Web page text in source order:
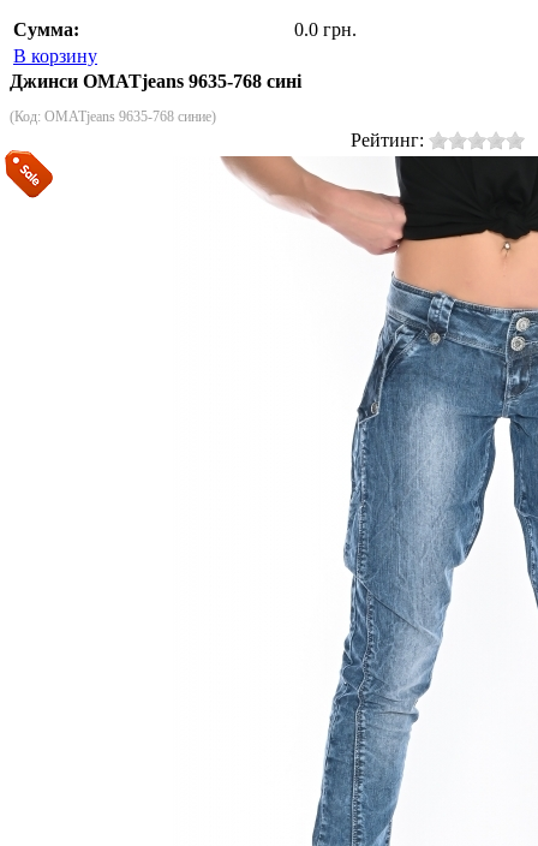
Сумма:
0.0 грн.
В корзину
Джинси OMATjeans 9635-768 сині
(Код: OMATjeans 9635-768 синие)
Рейтинг: